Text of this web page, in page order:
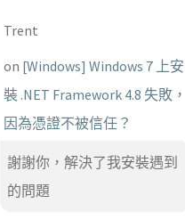
Trent
on [Windows] Windows 7 上安
裝 .NET Framework 4.8 失敗，
因為憑證不被信任？
謝謝你，解決了我安裝遇到
的問題